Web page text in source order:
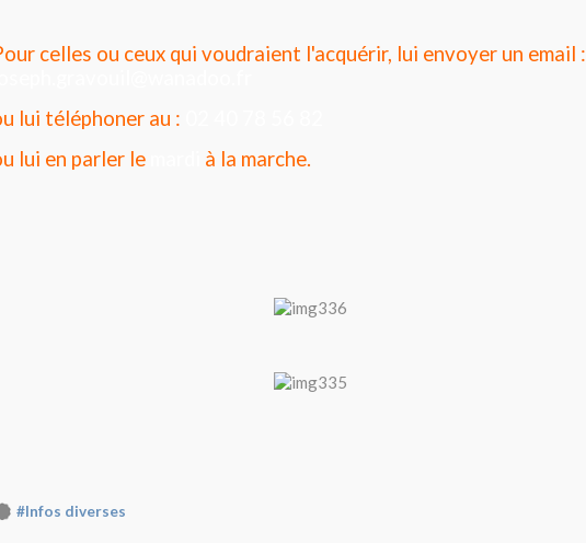
celles ou ceux qui voudraient l'acquérir, lui envoyer un email :
lui téléphoner au :
lui en parler le
à la marche.
#Infos diverses